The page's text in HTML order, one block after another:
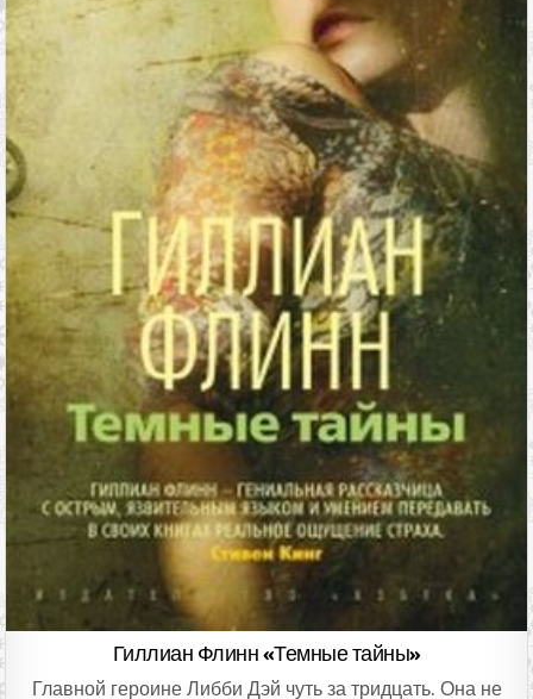
Гиллиан Флинн «Темные тайны»
Главной героине Либби Дэй чуть за тридцать. Она не